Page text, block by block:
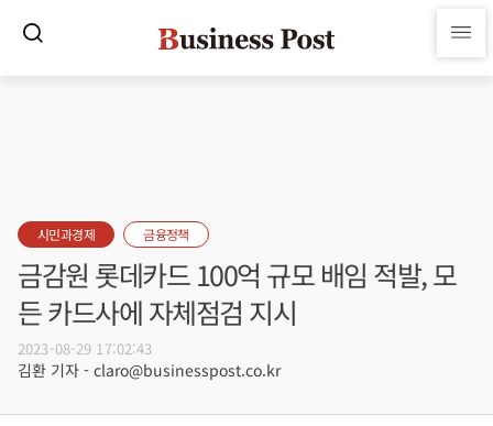
시민과경제 금융정책
금감원 롯데카드 100억 규모 배임 적발, 모
든 카드사에 자체점검 지시
2023-08-29 17:02:43
김환 기자 - claro@businesspost.co.kr